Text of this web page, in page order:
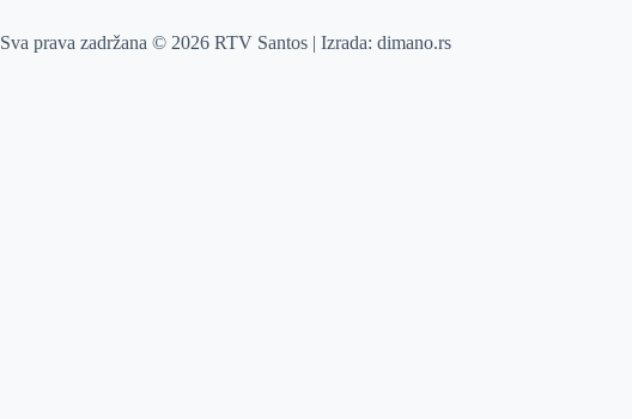
Sva prava zadržana © 2026 RTV Santos | Izrada:dimano.rs